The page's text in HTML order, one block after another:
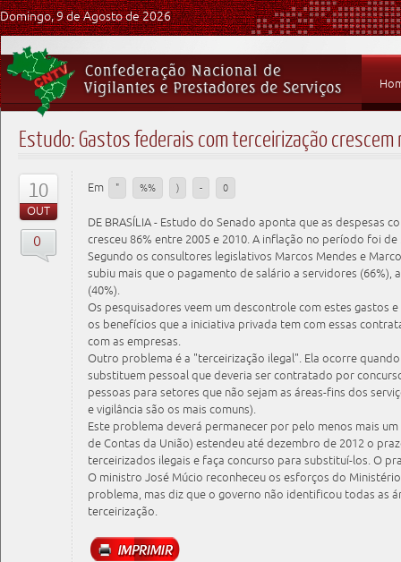
Domingo, 9 de Agosto de 2026
Estudo: Gastos federais com terceirização
10
OUT
0
Em " %% ) - 0
DE BRASÍLIA - Estudo do Senado aponta que as despesas
cresceu 86% entre 2005 e 2010. A inflação no período foi de
Segundo os consultores legislativos Marcos Mendes e
subiu mais que o pagamento de salário a servidores (66%),
(40%).
Os pesquisadores veem um descontrole com estes gastos
os benefícios que a iniciativa privada tem com essas
com as empresas.
Outro problema é a "terceirização ilegal". Ela ocorre
substituem pessoal que deveria ser contratado por
pessoas para setores que não sejam as áreas-fins dos
e vigilância são os mais comuns).
Este problema deverá permanecer por pelo menos mais um
de Contas da União) estendeu até dezembro de 2012 o
terceirizados ilegais e faça concurso para substituí-los. O
O ministro José Múcio reconheceu os esforços do
problema, mas diz que o governo não identificou todas as
terceirização.